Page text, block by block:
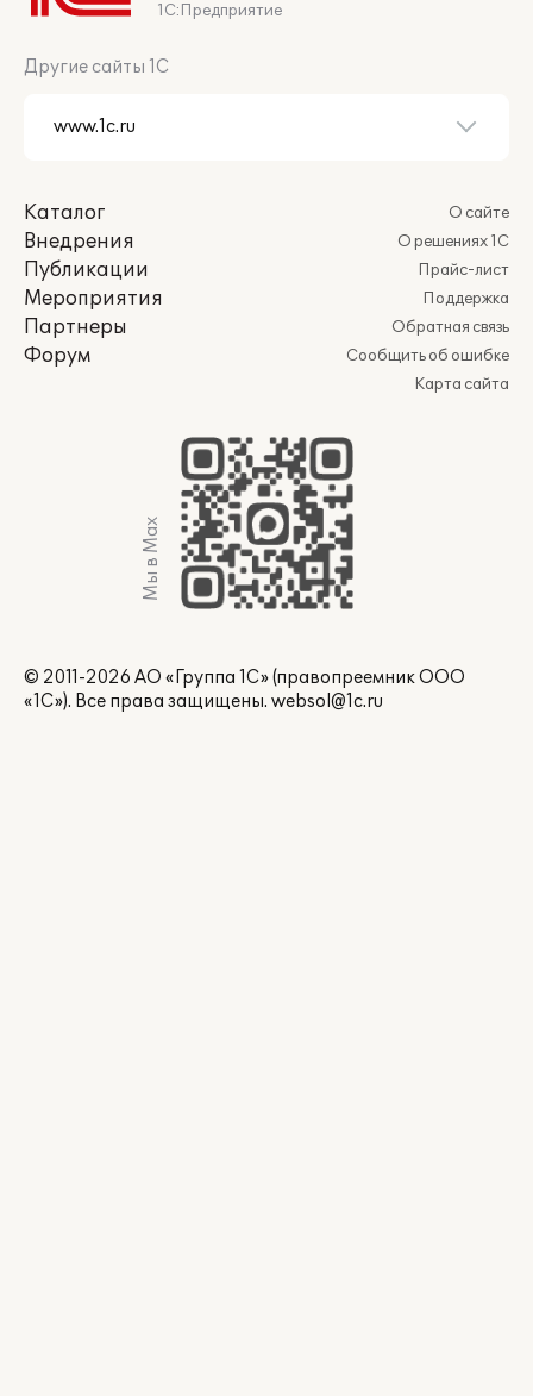
1С:Предприятие
Другие сайты 1С
Каталог
Внедрения
Публикации
Мероприятия
Партнеры
Форум
О сайте
О решениях 1С
Прайс-лист
Поддержка
Обратная связь
Сообщить об ошибке
Карта сайта
Мы в Max
© 2011-2026 АО «Группа 1С» (правопреемник ООО
«1С»). Все права защищены. websol@1c.ru